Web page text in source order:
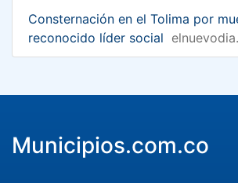
Consternación en el Tolima por
reconocido líder social
Municipios.com.co